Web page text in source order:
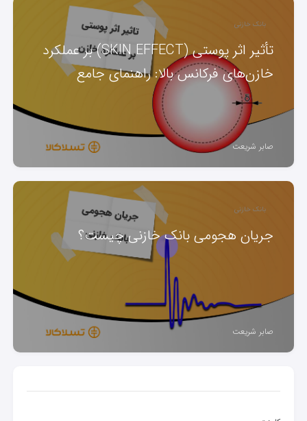
بانک خازنی
تأثیر اثر پوستی (SKIN EFFECT) بر عملکرد
خازن‌های فرکانس بالا: راهنمای جامع
صابر شریعت
بانک خازنی
جریان هجومی بانک خازنی چیست؟
صابر شریعت